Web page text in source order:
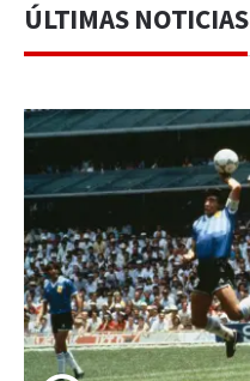
ÚLTIMAS NOTICIAS